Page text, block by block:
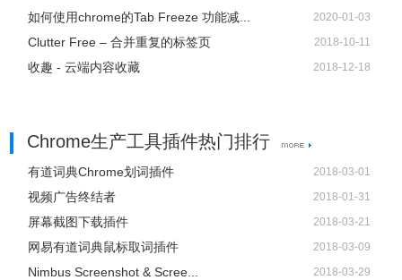
如何使用chrome的Tab Freeze 功能减... 2020-01-03
Clutter Free – 合并重复的标签页 2018-10-11
收趣 - 云端内容收藏 2018-12-18
Chrome生产工具插件热门排行
有道词典Chrome划词插件 2018-03-01
视频广告终结者 2018-01-31
屏幕截图下载插件 2018-03-21
网易有道词典鼠标取词插件 2018-03-09
Nimbus Screenshot & Scree... 2018-03-29